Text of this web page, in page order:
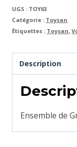
UGS : TOY63
Catégorie : Toysan
Étiquettes : Toysan,
Description
Ensemble de